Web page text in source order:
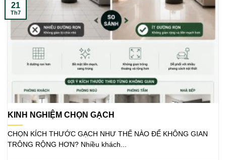
KINH NGHIỆM CHỌN GẠCH
CHỌN KÍCH THƯỚC GẠCH NHƯ THẾ NÀO ĐỂ KHÔNG GIAN
TRÔNG RỘNG HƠN? Nhiều khách...
21
Th7